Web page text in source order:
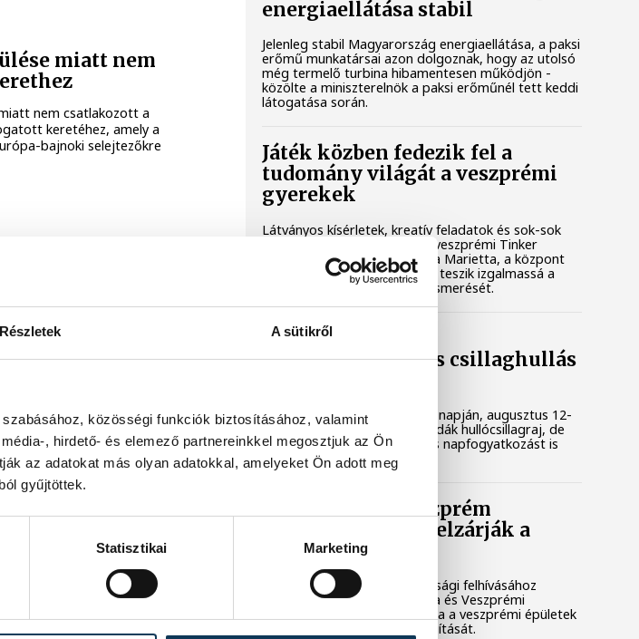
Részletek A sütikről
közösségi funkciók biztosításához, valamint
, hirdető- és elemező partnereinkkel megosztjuk az Ön
az adatokat más olyan adatokkal, amelyeket Ön adott meg
gyűjtöttek.
Statisztikai Marketing
miatt nem
nem csatlakozott a
keretéhez, amely a
bajnoki selejtezőkre
kezdett
Kristóf
Anna pedig a 17. lett 10
energiaellátása stabil
Jelenleg stabil Magyarország energiaellátása, a paksi
erőmű munkatársai azon dolgoznak, hogy az utolsó
még termelő turbina hibamentesen működjön -
közölte a miniszterelnök a paksi erőműnél tett keddi
látogatása során.
Játék közben fedezik fel a
tudomány világát a veszprémi
gyerekek
Látványos kísérletek, kreatív feladatok és sok-sok
élmény várja a gyerekeket a veszprémi Tinker
Labsben. Videónkban Balassa Marietta, a központ
vezetője mutatja be, hogyan teszik izgalmassá a
természettudományok megismerését.
Augusztus 12-én
napfogyatkozás és csillaghullás
Az év legsűrűbb csillagászati napján, augusztus 12-
én éjjel tetőzik majd a Perseidák hullócsillagraj, de
ugyanezen a napon részleges napfogyatkozást is
meg lehet majd figyelni.
Lekapcsolják Veszprém
díszkivilágítását, elzárják a
szökőkutakat
A kormány energiatakarékossági felhívásához
csatlakozva Veszprém városa és Veszprémi
Főegyházmegye is lekapcsolta a veszprémi épületek
és nevezetességek díszkivilágítását.